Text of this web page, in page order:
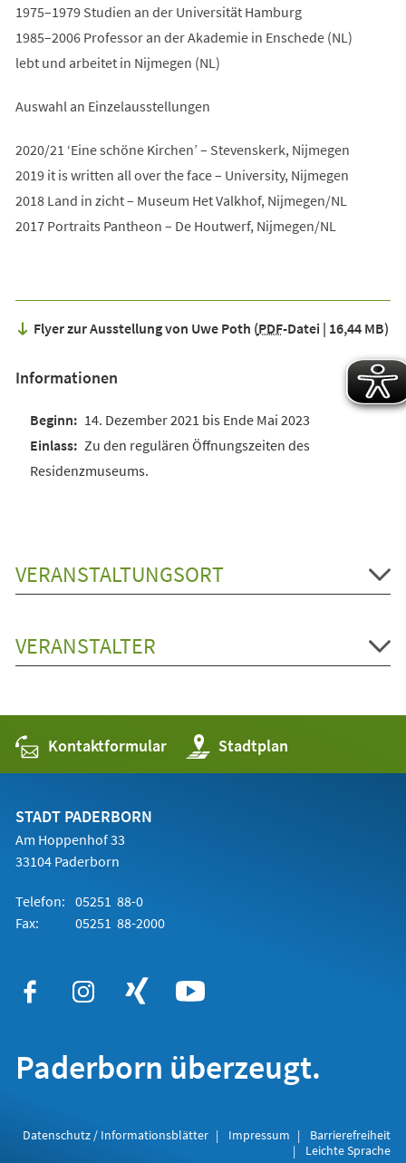
1975–1979 Studien an der Universität Hamburg
1985–2006 Professor an der Akademie in Enschede (NL)
lebt und arbeitet in Nijmegen (NL)
Auswahl an Einzelausstellungen
2020/21 ‘Eine schöne Kirchen’ – Stevenskerk, Nijmegen
2019 it is written all over the face – University, Nijmegen
2018 Land in zicht – Museum Het Valkhof, Nijmegen/NL
2017 Portraits Pantheon – De Houtwerf, Nijmegen/NL
Flyer zur Ausstellung von Uwe Poth PDF-Datei 16,44 MB
Informationen
14. Dezember 2021 bis Ende Mai 2023
Zu den regulären Öffnungszeiten des
Residenzmuseums.
VERANSTALTUNGSORT
VERANSTALTER
Kontaktformular Stadtplan
(Öffnet
in
einem
STADT PADERBORN
Am Hoppenhof 33
33104 Paderborn
Telefon: 05251 88-0
Fax:
05251 88-2000
Paderborn überzeugt.
Datenschutz / Informationsblätter Impressum
Barrierefreiheit
Leichte Sprache